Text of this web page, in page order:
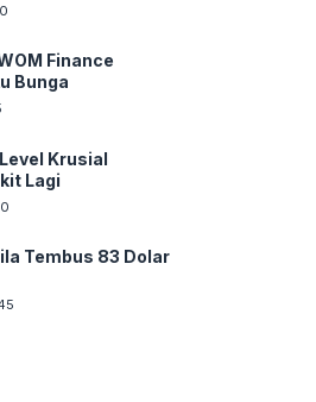
Finance
Bunga
Krusial
Lagi
Tembus 83 Dolar